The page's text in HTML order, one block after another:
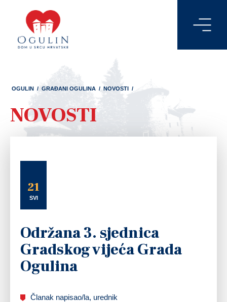
OGULIN / GRAĐANI OGULINA / NOVOSTI /
NOVOSTI
21
SVI
Održana 3. sjednica
Gradskog vijeća Grada
Ogulina
Članak napisao/la, urednik